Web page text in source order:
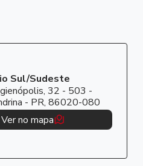
Sul/Sudeste
32 - 503 -
- PR, 86020-080
Ver no mapa